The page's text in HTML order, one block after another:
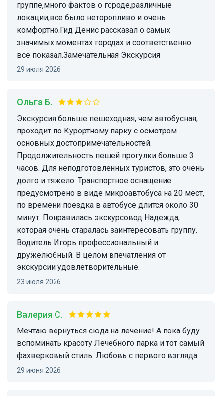
группе,много фактов о городе,различные
локации,все было неторопливо и очень
комфортно.Гид Денис рассказал о самых
значимых моментах городах и соответственно
все показал.Замечательная Экскурсия
29 июля 2026
Ольга Б.
Экскурсия больше пешеходная, чем автобусная,
проходит по Курортному парку с осмотром
основных достопримечательностей.
Продолжительность пешей прогулки больше 3
часов. Для неподготовленных туристов, это очень
долго и тяжело. Транспортное оснащение
предусмотрено в виде микроавтобуса на 20 мест,
по времени поездка в автобусе длится около 30
минут. Понравилась экскурсовод Надежда,
которая очень старалась заинтересовать группу.
Водитель Игорь профессиональный и
дружелюбный. В целом впечатления от
экскурсии удовлетворительные.
23 июля 2026
Валерия С.
Мечтаю вернуться сюда на лечение! А пока буду
вспоминать красоту Лечебного парка и тот самый
фахверковый стиль. Любовь с первого взгляда.
29 июня 2026